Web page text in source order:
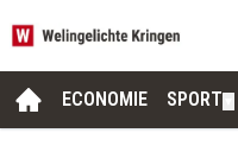
ECONOMIE SPORT